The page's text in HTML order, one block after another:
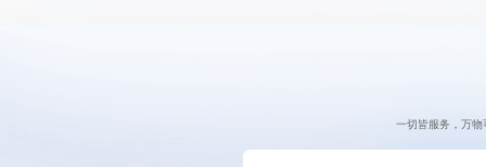
一切皆服务，万